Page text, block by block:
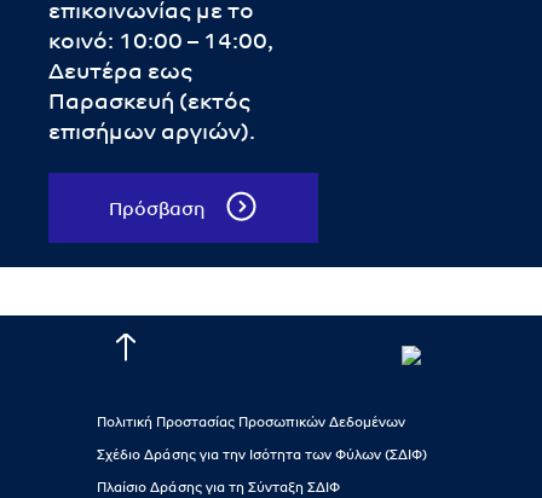
επικοινωνίας με το
κοινό: 10:00 – 14:00,
Δευτέρα εως
Παρασκευή (εκτός
επισήμων αργιών).
Πρόσβαση
Πολιτική Προστασίας Προσωπικών Δεδομένων
Σχέδιο Δράσης για την Ισότητα των Φύλων (ΣΔΙΦ)
Πλαίσιο Δράσης για τη Σύνταξη ΣΔΙΦ